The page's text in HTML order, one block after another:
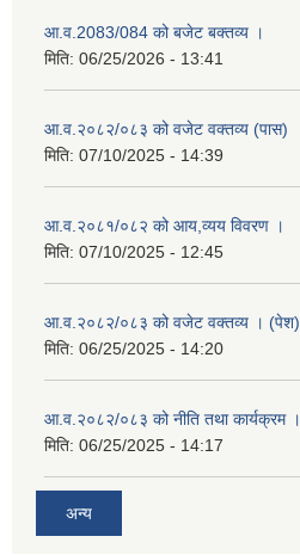
आ.व.2083/084 को बजेट बक्तव्य ।
मिति: 06/25/2026 - 13:41
आ.व.२०८२/०८३ को वजेट वक्तव्य (पास)
मिति: 07/10/2025 - 14:39
आ.व.२०८१/०८२ को आय,व्यय विवरण ।
मिति: 07/10/2025 - 12:45
आ.व.२०८२/०८३ को वजेट वक्तव्य । (पेश)
मिति: 06/25/2025 - 14:20
आ.व.२०८२/०८३ को नीति तथा कार्यक्रम ।
मिति: 06/25/2025 - 14:17
अन्य